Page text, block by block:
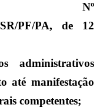
Nº
PF/PA, de 12
administrativos
até manifestação
competentes;